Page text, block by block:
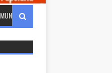
MUNDO